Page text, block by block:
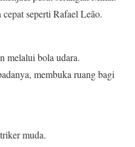
seperti Rafael Leão.
melalui bola udara.
membuka ruang bagi
muda.